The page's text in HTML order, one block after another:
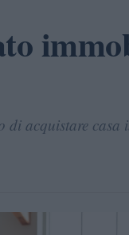
di acquistare casa